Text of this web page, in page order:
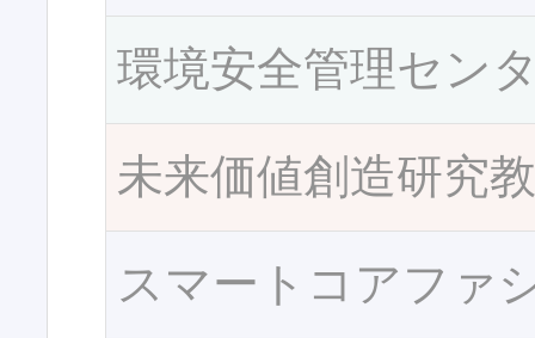
環境安全管理セン
未来価値創造研究
スマートコアファ